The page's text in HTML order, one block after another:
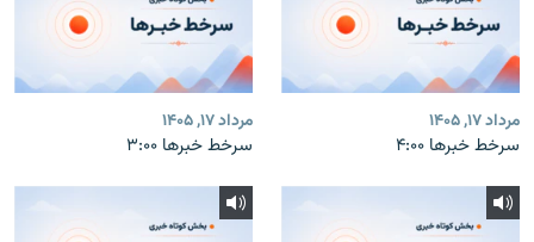
مرداد ۱۷, ۱۴۰۵
سرخط خبرها ۴:۰۰
مرداد ۱۷, ۱۴۰۵
سرخط خبرها ۳:۰۰